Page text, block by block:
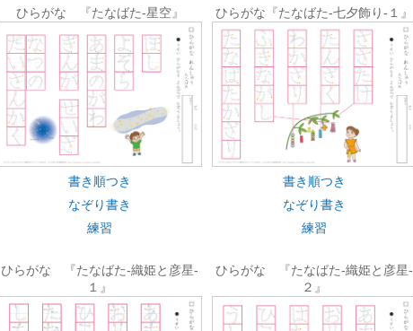
ひらがな 『たなばた-星空』
書き順つき
なぞり書き
練習
ひらがな『たなばた-七夕飾り-１』
書き順つき
なぞり書き
練習
ひらがな 『たなばた-織姫と彦星-
１』
ひらがな 『たなばた-織姫と彦星-
２』